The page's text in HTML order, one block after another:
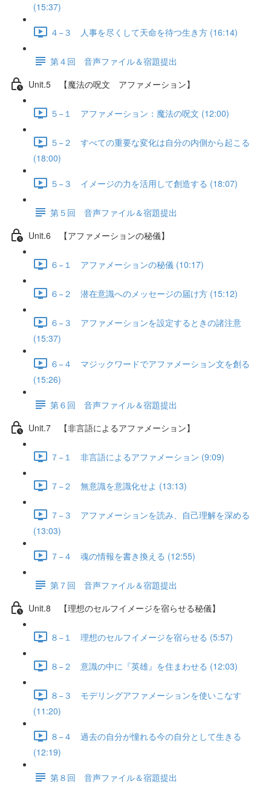
(15:37)
４−３ 人事を尽くして天命を待つ生き方 (16:14)
第４回 音声ファイル＆宿題提出
Unit.5 【魔法の呪文 アファメーション】
５−１ アファメーション：魔法の呪文 (12:00)
５−２ すべての重要な変化は自分の内側から起こる
(18:00)
５−３ イメージの力を活用して創造する (18:07)
第５回 音声ファイル＆宿題提出
Unit.6 【アファメーションの秘儀】
６−１ アファメーションの秘儀 (10:17)
６−２ 潜在意識へのメッセージの届け方 (15:12)
６−３ アファメーションを設定するときの諸注意
(15:37)
６−４ マジックワードでアファメーション文を創る
(15:26)
第６回 音声ファイル＆宿題提出
Unit.7 【非言語によるアファメーション】
７−１ 非言語によるアファメーション (9:09)
７−２ 無意識を意識化せよ (13:13)
７−３ アファメーションを読み、自己理解を深める
(13:03)
７−４ 魂の情報を書き換える (12:55)
第７回 音声ファイル＆宿題提出
Unit.8 【理想のセルフイメージを宿らせる秘儀】
８−１ 理想のセルフイメージを宿らせる (5:57)
８−２ 意識の中に『英雄』を住まわせる (12:03)
８−３ モデリングアファメーションを使いこなす
(11:20)
８−４ 過去の自分が憧れる今の自分として生きる
(12:19)
第８回 音声ファイル＆宿題提出